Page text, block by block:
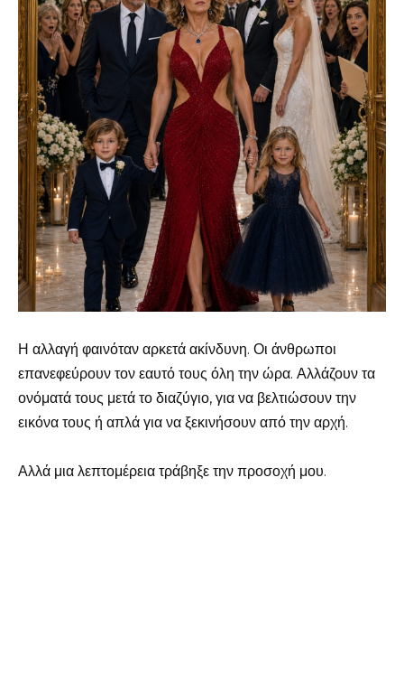
Η αλλαγή φαινόταν αρκετά ακίνδυνη. Οι άνθρωποι
επανεφεύρουν τον εαυτό τους όλη την ώρα. Αλλάζουν τα
ονόματά τους μετά το διαζύγιο, για να βελτιώσουν την
εικόνα τους ή απλά για να ξεκινήσουν από την αρχή.
Αλλά μια λεπτομέρεια τράβηξε την προσοχή μου.